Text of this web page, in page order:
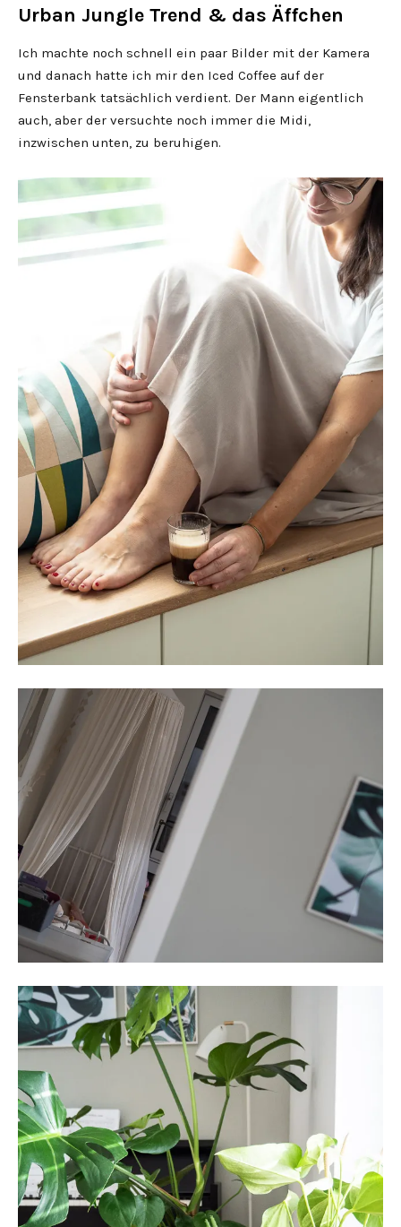
Urban Jungle Trend & das Äffchen
Ich machte noch schnell ein paar Bilder mit der Kamera
und danach hatte ich mir den Iced Coffee auf der
Fensterbank tatsächlich verdient. Der Mann eigentlich
auch, aber der versuchte noch immer die Midi,
inzwischen unten, zu beruhigen.